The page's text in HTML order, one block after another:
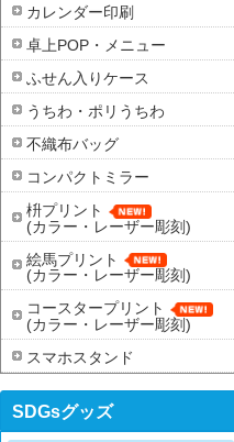
カレンダー印刷
卓上POP・メニュー
ふせん入りケース
うちわ・ポリうちわ
不織布バッグ
コンパクトミラー
枡プリント
(カラー・レーザー彫刻)
絵馬プリント
(カラー・レーザー彫刻)
コースタープリント
(カラー・レーザー彫刻)
スマホスタンド
SDGsグッズ